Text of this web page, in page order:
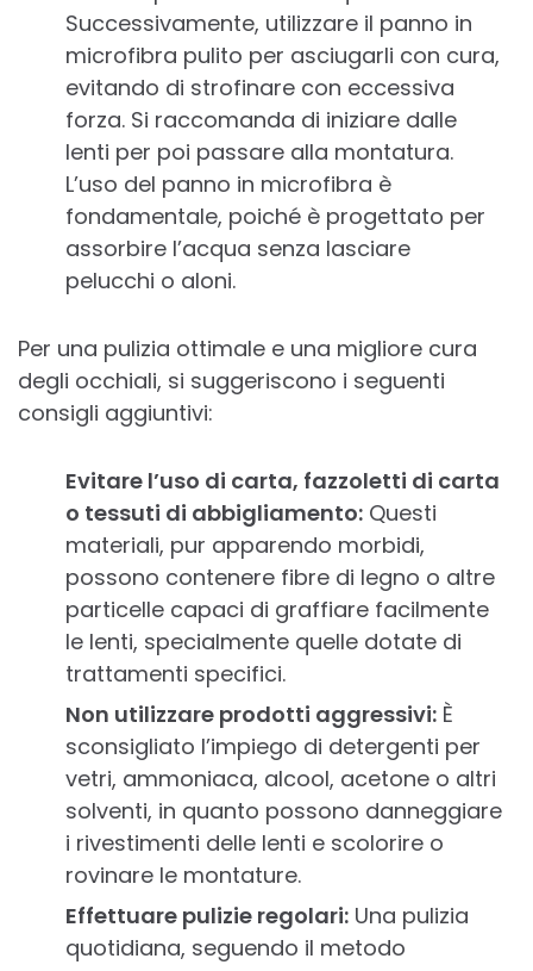
Successivamente, utilizzare il panno in
microfibra pulito per asciugarli con cura,
evitando di strofinare con eccessiva
forza. Si raccomanda di iniziare dalle
lenti per poi passare alla montatura.
L’uso del panno in microfibra è
fondamentale, poiché è progettato per
assorbire l’acqua senza lasciare
pelucchi o aloni.
Per una pulizia ottimale e una migliore cura
degli occhiali, si suggeriscono i seguenti
consigli aggiuntivi:
Evitare l’uso di carta, fazzoletti di carta
o tessuti di abbigliamento: Questi
materiali, pur apparendo morbidi,
possono contenere fibre di legno o altre
particelle capaci di graffiare facilmente
le lenti, specialmente quelle dotate di
trattamenti specifici.
Non utilizzare prodotti aggressivi: È
sconsigliato l’impiego di detergenti per
vetri, ammoniaca, alcool, acetone o altri
solventi, in quanto possono danneggiare
i rivestimenti delle lenti e scolorire o
rovinare le montature.
Effettuare pulizie regolari: Una pulizia
quotidiana, seguendo il metodo